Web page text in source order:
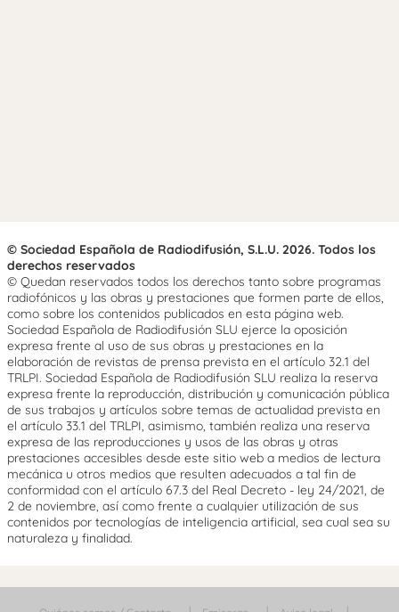
© Sociedad Española de Radiodifusión, S.L.U. 2026. Todos los
derechos reservados
© Quedan reservados todos los derechos tanto sobre programas
radiofónicos y las obras y prestaciones que formen parte de ellos,
como sobre los contenidos publicados en esta página web.
Sociedad Española de Radiodifusión SLU ejerce la oposición
expresa frente al uso de sus obras y prestaciones en la
elaboración de revistas de prensa prevista en el artículo 32.1 del
TRLPI. Sociedad Española de Radiodifusión SLU realiza la reserva
expresa frente la reproducción, distribución y comunicación pública
de sus trabajos y artículos sobre temas de actualidad prevista en
el artículo 33.1 del TRLPI, asimismo, también realiza una reserva
expresa de las reproducciones y usos de las obras y otras
prestaciones accesibles desde este sitio web a medios de lectura
mecánica u otros medios que resulten adecuados a tal fin de
conformidad con el artículo 67.3 del Real Decreto - ley 24/2021, de
2 de noviembre, así como frente a cualquier utilización de sus
contenidos por tecnologías de inteligencia artificial, sea cual sea su
naturaleza y finalidad.